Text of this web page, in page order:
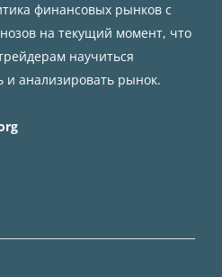
финансовых рынков с
на текущий момент, что
научиться
и анализировать рынок.